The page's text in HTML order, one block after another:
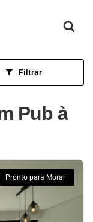
Filtrar
Pub à
Pronto para Morar